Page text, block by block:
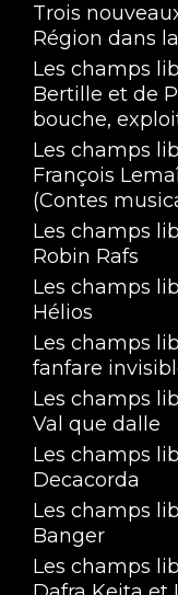
Trois
Région dans
Les champs
Bertille et de
bouche,
Les champs
François
(Contes
Les champs
Robin Rafs
Les champs
Hélios
Les champs
fanfare
Les champs
Val que dalle
Les champs
Decacorda
Les champs
Banger
Les champs